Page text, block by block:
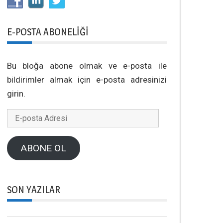
E-POSTA ABONELIĞI
Bu bloğa abone olmak ve e-posta ile
bildirimler almak için e-posta adresinizi
girin.
posta
AdresiABONE OL
SON YAZILAR